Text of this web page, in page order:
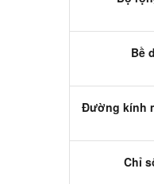
Bề
Đường kính
Chỉ